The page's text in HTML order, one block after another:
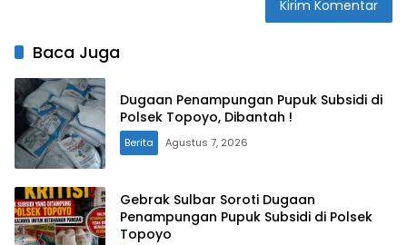
Baca Juga
Dugaan Penampungan Pupuk Subsidi di
Polsek Topoyo, Dibantah !
Berita Agustus 7, 2026
Gebrak Sulbar Soroti Dugaan
Penampungan Pupuk Subsidi di Polsek
Topoyo